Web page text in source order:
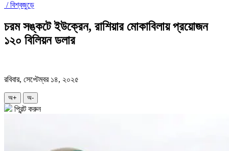
/বিশ্বজুড়ে
চরম সঙ্কটে ইউক্রেন, রাশিয়ার মোকাবিলায় প্রয়োজন
১২০ বিলিয়ন ডলার
রবিবার, সেপ্টেম্বর ১৪, ২০২৫
অ+ অ-
প্রিন্ট করুন